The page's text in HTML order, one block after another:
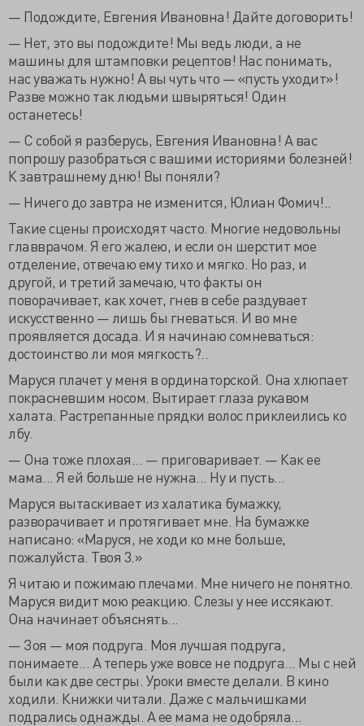
— Подождите, Евгения Ивановна! Дайте договорить!
— Нет, это вы подождите! Мы ведь люди, а не
машины для штамповки рецептов! Нас понимать,
нас уважать нужно! А вы чуть что — «пусть уходит»!
Разве можно так людьми швыряться! Один
останетесь!
— С собой я разберусь, Евгения Ивановна! А вас
попрошу разобраться с вашими историями болезней!
К завтрашнему дню! Вы поняли?
— Ничего до завтра не изменится, Юлиан Фомич!..
Такие сцены происходят часто. Многие недовольны
главврачом. Я его жалею, и если он шерстит мое
отделение, отвечаю ему тихо и мягко. Но раз, и
другой, и третий замечаю, что факты он
поворачивает, как хочет, гнев в себе раздувает
искусственно — лишь бы гневаться. И во мне
проявляется досада. И я начинаю сомневаться:
достоинство ли моя мягкость?..
Маруся плачет у меня в ординаторской. Она хлюпает
покрасневшим носом. Вытирает глаза рукавом
халата. Растрепанные прядки волос приклеились ко
лбу.
— Она тоже плохая... — приговаривает. — Как ее
мама... Я ей больше не нужна... Ну и пусть...
Маруся вытаскивает из халатика бумажку,
разворачивает и протягивает мне. На бумажке
написано: «Маруся, не ходи ко мне больше,
пожалуйста. Твоя 3.»
Я читаю и пожимаю плечами. Мне ничего не понятно.
Маруся видит мою реакцию. Слезы у нее иссякают.
Она начинает объяснять...
— Зоя — моя подруга. Моя лучшая подруга,
понимаете... А теперь уже вовсе не подруга... Мы с ней
были как две сестры. Уроки вместе делали. В кино
ходили. Книжки читали. Даже с мальчишками
подрались однажды. А ее мама не одобряла...